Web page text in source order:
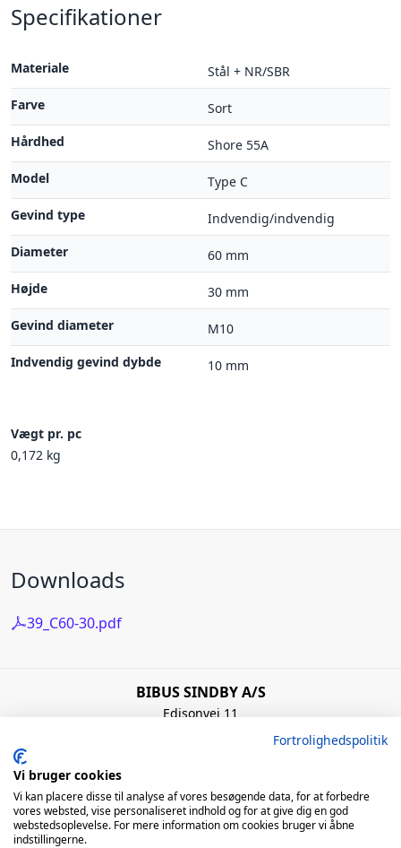
Specifikationer
Materiale
Stål + NR/SBR
Farve
Sort
Hårdhed
Shore 55A
Model
Type C
Gevind type
Indvendig/indvendig
Diameter
60 mm
Højde
30 mm
Gevind diameter
M10
Indvendig gevind dybde
10 mm
Vægt pr. pc
0,172 kg
Downloads
39_C60-30.pdf
BIBUS SINDBY A/S
Edisonvej 11
Åbningstider
Fortrolighedspolitik
Vi bruger cookies
Vi kan placere disse til analyse af vores besøgende data, for at forbedre
vores websted, vise personaliseret indhold og for at give dig en god
webstedsoplevelse. For mere information om cookies bruger vi åbne
indstillingerne.